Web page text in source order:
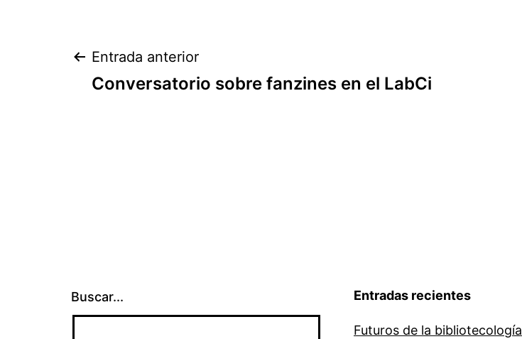
Navegación
Entrada anterior
Conversatorio sobre fanzines en el LabCi
Buscar... Entradas recientes
Futuros de la bibliotecología